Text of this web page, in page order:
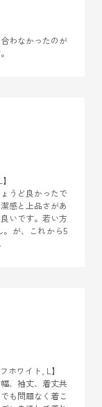
わなかったのが
うど良かったで
感と上品さがあ
いです。若い方
。が、これから5
ホワイト, L】
、袖丈、着丈共
も問題なく着こ